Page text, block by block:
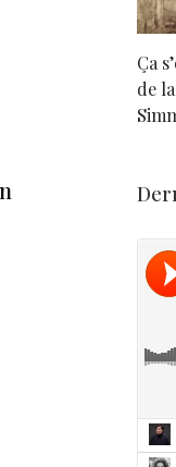
Ça
de